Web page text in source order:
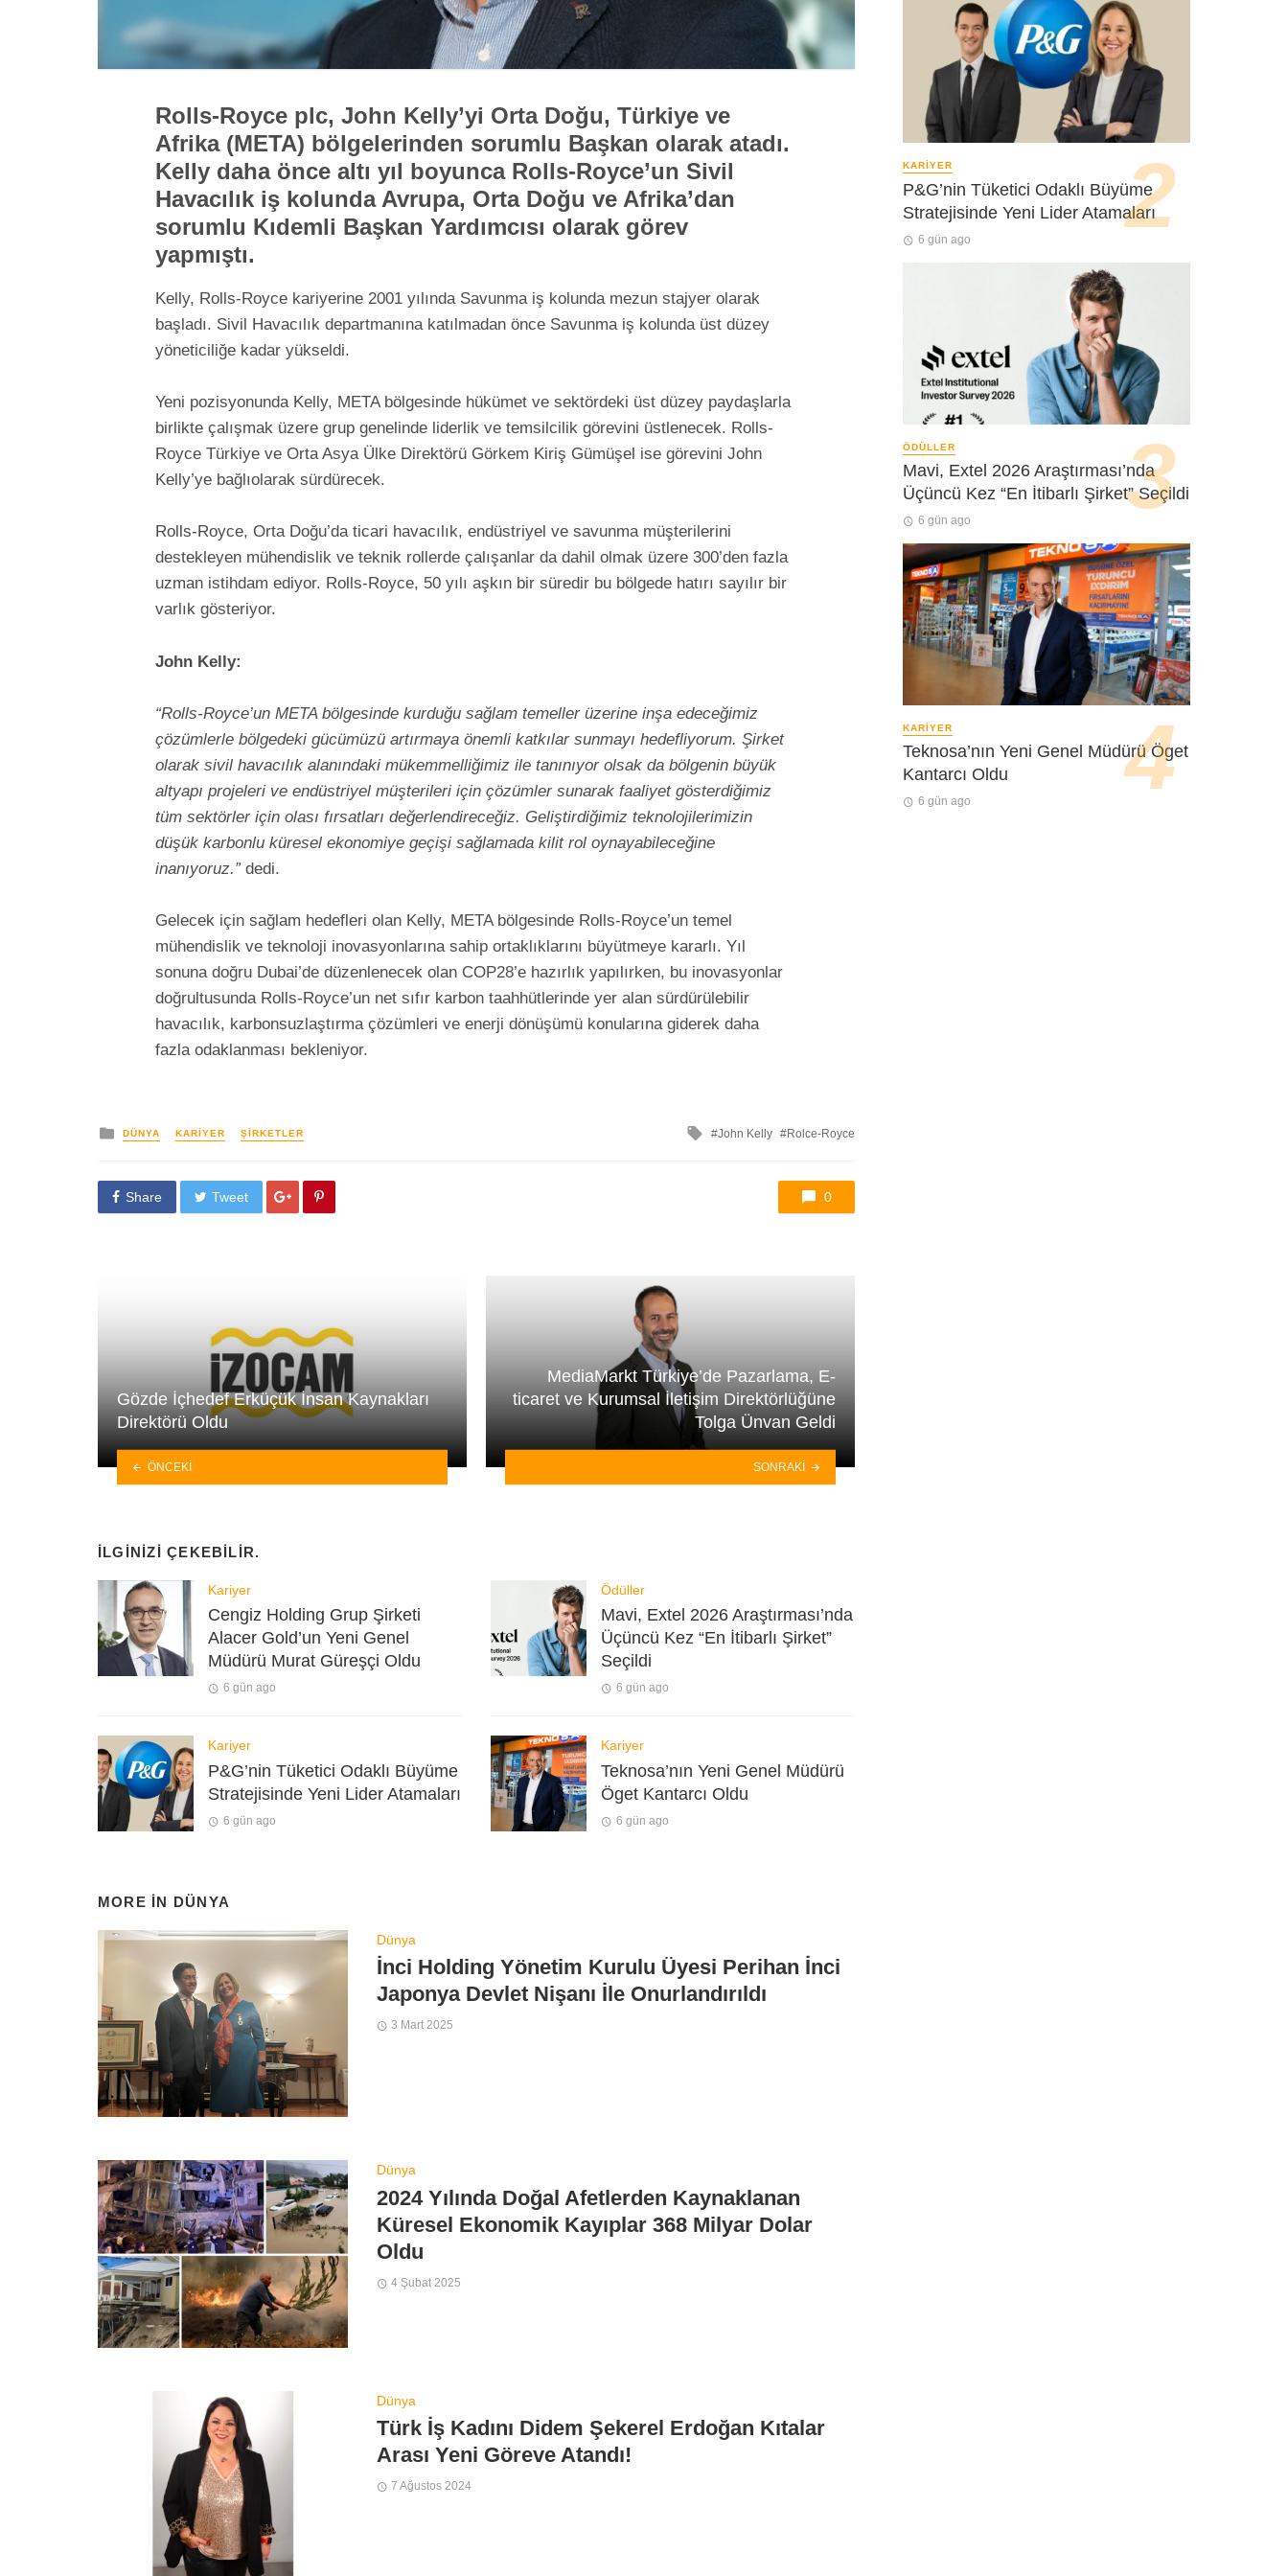
Rolls-Royce plc, John Kelly’yi Orta Doğu, Türkiye ve
Afrika (META) bölgelerinden sorumlu Başkan olarak atadı.
Kelly daha önce altı yıl boyunca Rolls-Royce’un Sivil
Havacılık iş kolunda Avrupa, Orta Doğu ve Afrika’dan
sorumlu Kıdemli Başkan Yardımcısı olarak görev
yapmıştı.
Kelly, Rolls-Royce kariyerine 2001 yılında Savunma iş kolunda mezun stajyer olarak
başladı. Sivil Havacılık departmanına katılmadan önce Savunma iş kolunda üst düzey
yöneticiliğe kadar yükseldi.
Yeni pozisyonunda Kelly, META bölgesinde hükümet ve sektördeki üst düzey paydaşlarla
birlikte çalışmak üzere grup genelinde liderlik ve temsilcilik görevini üstlenecek. Rolls-
Royce Türkiye ve Orta Asya Ülke Direktörü Görkem Kiriş Gümüşel ise görevini John
Kelly’ye bağlıolarak sürdürecek.
Rolls-Royce, Orta Doğu’da ticari havacılık, endüstriyel ve savunma müşterilerini
destekleyen mühendislik ve teknik rollerde çalışanlar da dahil olmak üzere 300’den fazla
uzman istihdam ediyor. Rolls-Royce, 50 yılı aşkın bir süredir bu bölgede hatırı sayılır bir
varlık gösteriyor.
John Kelly:
“Rolls-Royce’un META bölgesinde kurduğu sağlam temeller üzerine inşa edeceğimiz
çözümlerle bölgedeki gücümüzü artırmaya önemli katkılar sunmayı hedefliyorum. Şirket
olarak sivil havacılık alanındaki mükemmelliğimiz ile tanınıyor olsak da bölgenin büyük
altyapı projeleri ve endüstriyel müşterileri için çözümler sunarak faaliyet gösterdiğimiz
tüm sektörler için olası fırsatları değerlendireceğiz. Geliştirdiğimiz teknolojilerimizin
düşük karbonlu küresel ekonomiye geçişi sağlamada kilit rol oynayabileceğine
inanıyoruz.”dedi.
Gelecek için sağlam hedefleri olan Kelly, META bölgesinde Rolls-Royce’un temel
mühendislik ve teknoloji inovasyonlarına sahip ortaklıklarını büyütmeye kararlı. Yıl
sonuna doğru Dubai’de düzenlenecek olan COP28’e hazırlık yapılırken, bu inovasyonlar
doğrultusunda Rolls-Royce’un net sıfır karbon taahhütlerinde yer alan sürdürülebilir
havacılık, karbonsuzlaştırma çözümleri ve enerji dönüşümü konularına giderek daha
fazla odaklanması bekleniyor.
yayınlanan
DÜNYA KARIYER ŞIRKETLER
ileJohn Kelly Rolce-Royce
Share Tweet 0
Gözde İçhedef Erküçük İnsan Kaynakları
Direktörü Oldu
ÖNCEKI
MediaMarkt Türkiye’de Pazarlama, E-
ticaret ve Kurumsal İletişim Direktörlüğüne
Tolga Ünvan Geldi
SONRAKI
İLGINIZI ÇEKEBILIR.
Kariyer
Cengiz Holding Grup Şirketi
Alacer Gold’un Yeni Genel
Müdürü Murat Güreşçi Oldu
6 gün ago
Kariyer
P&G’nin Tüketici Odaklı Büyüme
Stratejisinde Yeni Lider Atamaları
6 gün ago
Ödüller
Mavi, Extel 2026 Araştırması’nda
Üçüncü Kez “En İtibarlı Şirket”
Seçildi
6 gün ago
Kariyer
Teknosa’nın Yeni Genel Müdürü
Öget Kantarcı Oldu
6 gün ago
MORE IN DÜNYA
Dünya
İnci Holding Yönetim Kurulu Üyesi Perihan İnci
Japonya Devlet Nişanı İle Onurlandırıldı
3 Mart 2025
Dünya
2024 Yılında Doğal Afetlerden Kaynaklanan
Küresel Ekonomik Kayıplar 368 Milyar Dolar
Oldu
4 Şubat 2025
Dünya
Türk İş Kadını Didem Şekerel Erdoğan Kıtalar
Arası Yeni Göreve Atandı!
7 Ağustos 2024
KARIYER
P&G’nin Tüketici Odaklı Büyüme
Stratejisinde Yeni Lider Atamaları
6 gün ago
ÖDÜLLER
Mavi, Extel 2026 Araştırması’nda
Üçüncü Kez “En İtibarlı Şirket” Seçildi
6 gün ago
KARIYER
Teknosa’nın Yeni Genel Müdürü Öget
Kantarcı Oldu
6 gün ago